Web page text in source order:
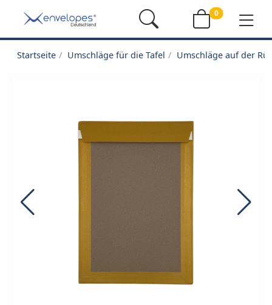
0
Startseite Umschläge für die Tafel Umschläge auf der